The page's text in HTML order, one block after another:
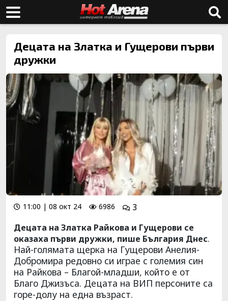
Децата на Златка и Гущерови първи
дружки
11:00 | 08 окт 24 6986
3
Децата на Златка Райкова и Гущерови се
оказаха първи дружки, пише България Днес.
Най-голямата щерка на Гущерови Анелия-
Добромира редовно си играе с големия син
на Райкова – Благой-младши, който е от
Благо Джизъса. Децата на ВИП персоните са
горе-долу на една възраст.